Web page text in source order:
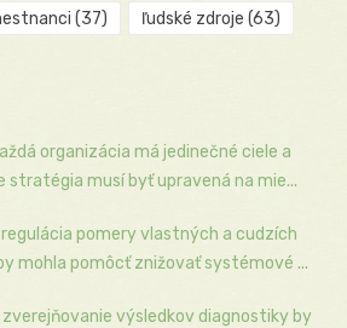
(37) ľudské zdroje (63)
organizácia má jedinečné ciele a
stratégia musí byť upravená na mie...
pomery vlastných a cudzích
mohla pomôcť znižovať systémové ...
zverejňovanie výsledkov diagnostiky by